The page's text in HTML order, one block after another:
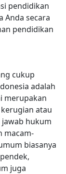
pendidikan
Anda secara
pendidikan
cukup
adalah
merupakan
atau
hukum
macam-
biasanya
juga